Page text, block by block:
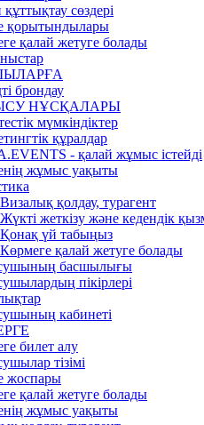
сөздері
қорытындылары
қалай жетуге болады
брондау
НҰСҚАЛАРЫ
мүмкіндіктер
құралдар
- қалай жұмыс істейді
жұмыс уақыты
Визалық қолдау, турагент
Жүкті жеткізу және кедендік
Қонақ үй табыңыз
Көрмеге қалай жетуге болады
басшылығы
пікірлері
кабинеті
билет алу
тізімі
жоспары
қалай жетуге болады
жұмыс уақыты